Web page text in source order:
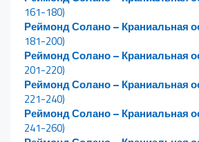
161-180)
Реймонд Солано – Краниальная
181-200)
Реймонд Солано – Краниальная
201-220)
Реймонд Солано – Краниальная
221-240)
Реймонд Солано – Краниальная
241-260)